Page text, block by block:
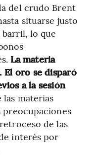
del crudo Brent
situarse justo
barril, lo que
La materia
El oro se disparó
a la sesión
las materias
preocupaciones
de las
interés por